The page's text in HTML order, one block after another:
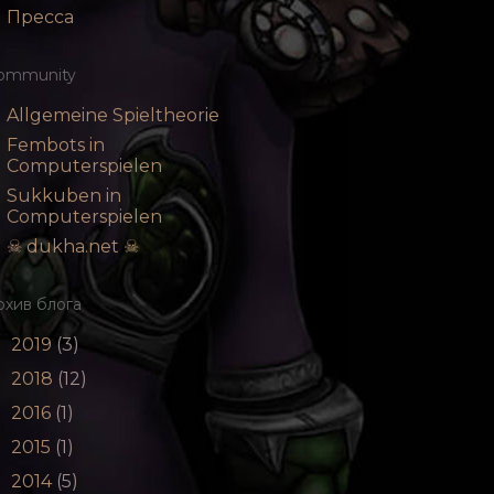
Пресса
Allgemeine Spieltheorie
Fembots in
Computerspielen
Sukkuben in
Computerspielen
☠ dukha.net ☠
блога
2019 (3)
2018 (12)
2016 (1)
2015 (1)
2014 (5)